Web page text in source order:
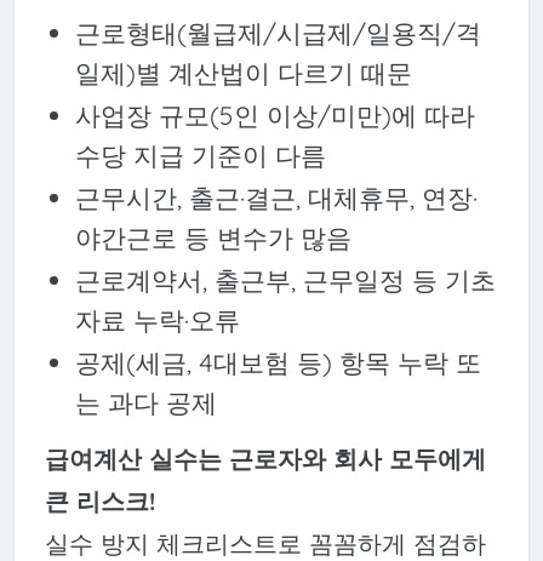
근로형태(월급제/시급제/일용직/격
일제)별 계산법이 다르기 때문
사업장 규모(5인 이상/미만)에 따라
수당 지급 기준이 다름
근무시간, 출근·결근, 대체휴무, 연장·
야간근로 등 변수가 많음
근로계약서, 출근부, 근무일정 등 기초
자료 누락·오류
공제(세금, 4대보험 등) 항목 누락 또
는 과다 공제
급여계산 실수는 근로자와 회사 모두에게
큰 리스크!
실수 방지 체크리스트로 꼼꼼하게 점검하